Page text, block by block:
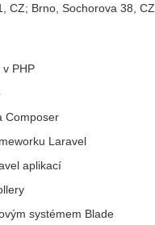
CZ; Brno, Sochorova 38, CZ.
PHP
Composer
Laravel
aplikací
systémem Blade